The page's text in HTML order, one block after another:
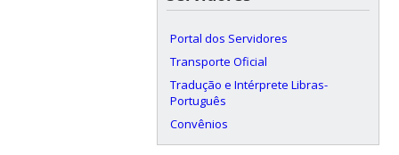
Portal dos Servidores
Transporte Oficial
Tradução e Intérprete Libras-
Português
Convênios